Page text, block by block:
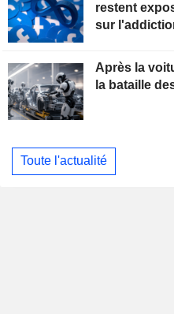
restent
sur
Après la
la bataille
Toute l'actualité